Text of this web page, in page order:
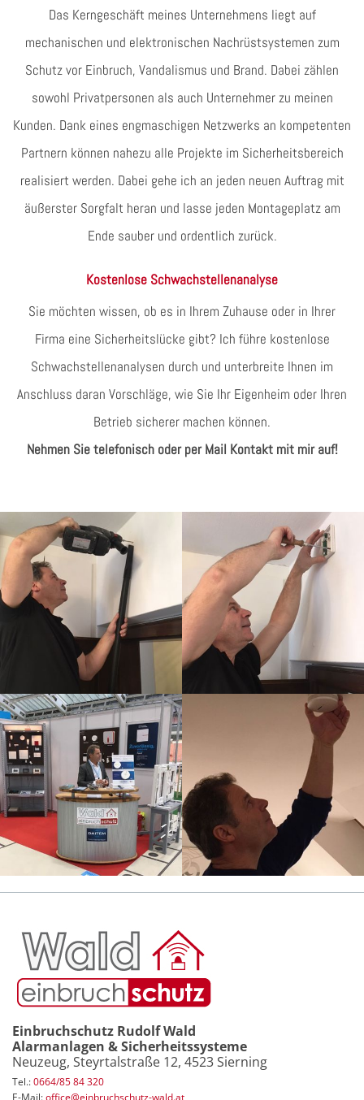
Das Kerngeschäft meines Unternehmens liegt auf
mechanischen und elektronischen Nachrüstsystemen zum
Schutz vor Einbruch, Vandalismus und Brand. Dabei zählen
sowohl Privatpersonen als auch Unternehmer zu meinen
Kunden. Dank eines engmaschigen Netzwerks an kompetenten
Partnern können nahezu alle Projekte im Sicherheitsbereich
realisiert werden. Dabei gehe ich an jeden neuen Auftrag mit
äußerster Sorgfalt heran und lasse jeden Montageplatz am
Ende sauber und ordentlich zurück.
Kostenlose Schwachstellenanalyse
Sie möchten wissen, ob es in Ihrem Zuhause oder in Ihrer
Firma eine Sicherheitslücke gibt? Ich führe kostenlose
Schwachstellenanalysen durch und unterbreite Ihnen im
Anschluss daran Vorschläge, wie Sie Ihr Eigenheim oder Ihren
Betrieb sicherer machen können.
Nehmen Sie telefonisch oder per Mail Kontakt mit mir auf!
Einbruchschutz Rudolf Wald
Alarmanlagen & Sicherheitssysteme
Neuzeug, Steyrtalstraße 12, 4523 Sierning
Tel.:0664/85 84 320
E-Mail:office@einbruchschutz-wald.at